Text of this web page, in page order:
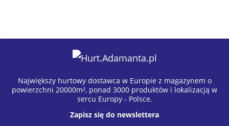
Największy hurtowy dostawca w Europie z magazynem o
powierzchni 20000m², ponad 3000 produktów i lokalizacją w
sercu Europy - Polsce.
Zapisz się do newslettera